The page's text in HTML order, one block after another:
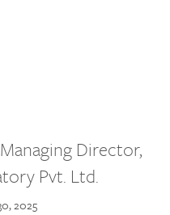
Director,
Pvt. Ltd.
2025